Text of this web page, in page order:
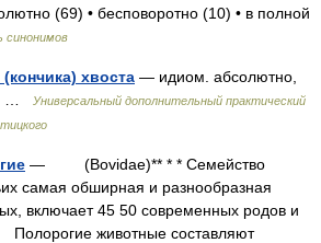
(69) • бесповоротно (10) • в полной
синонимов
хвоста — идиом. абсолютно,
…
Универсальный дополнительный практический
— (Bovidae)** * * Семейство
самая обширная и разнообразная
включает 45 50 современных родов и
животные составляют